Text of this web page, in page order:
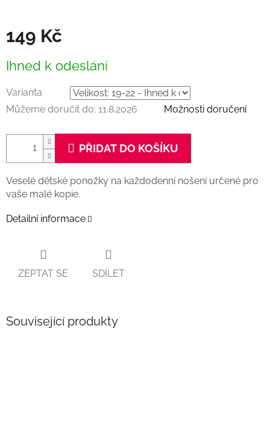
149 Kč
cena:
Ihned k odeslání
Varianta
Můžeme doručit do: 11.8.2026 Možnosti doručení
PŘIDAT DO KOŠÍKU
Veselé dětské ponožky na každodenní nošení určené pro
vaše malé kopie.
Detailní informace
ZEPTAT SE SDÍLET
Související produkty